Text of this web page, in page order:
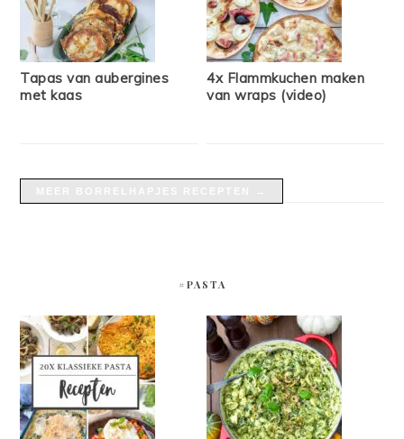
Tapas van aubergines
met kaas
4x Flammkuchen maken
van wraps (video)
#PASTA